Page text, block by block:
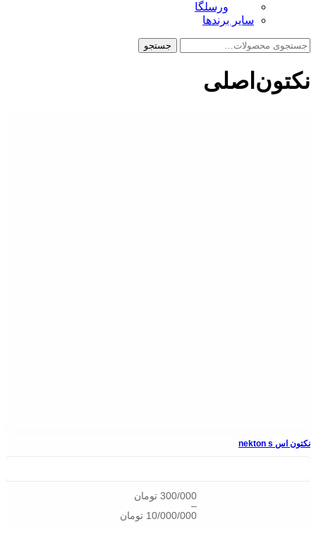
ورسلگا
سایر برند‌ها
جستجو
جستجو
نکتون‌اصلی
نکتون اس nekton s
300/000 تومان
–
10/000/000 تومان